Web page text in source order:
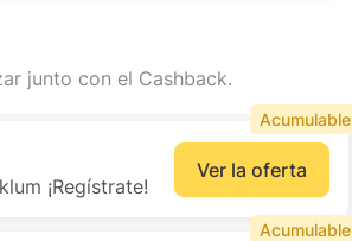
junto con el Cashback.
¡Regístrate!
Ver la oferta
Acumulable
Acumulable